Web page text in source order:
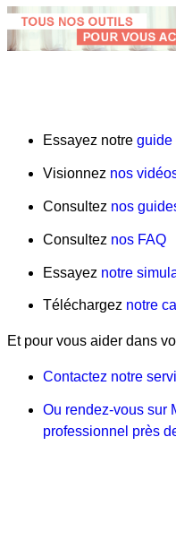
Essayez notre guide
Visionnez nos
Consultez nos
Consultez nos FAQ
Essayez notre
Téléchargez notre
Et pour vous aider dans
Contactez notre
Ou rendez-vous sur
professionnel près